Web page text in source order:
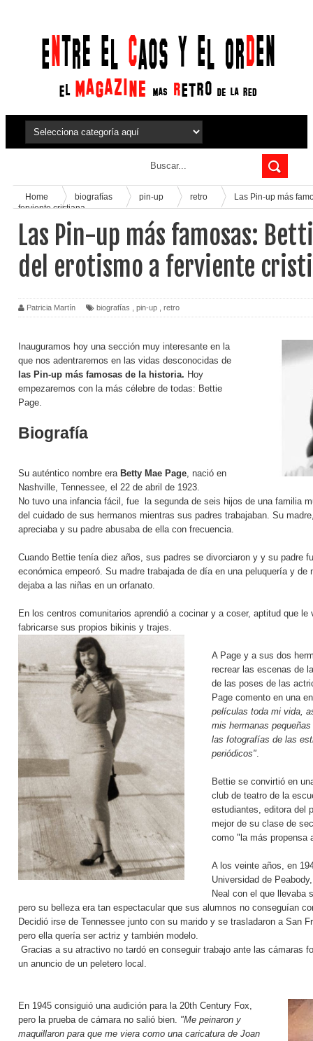
Home biografías pin-up retro
Las Pin-up más
ferviente cristiana
Las Pin-up más famosas:
del erotismo a ferviente
Patricia Martín biografías pin-up retro
Inauguramos hoy una sección muy interesante en la
que nos adentraremos en las vidas desconocidas de
las Pin-up más famosas de la historia. Hoy
empezaremos con la más célebre de todas: Bettie
Page.
Biografía
Su auténtico nombre era Betty Mae Page , nació en
Nashville, Tennessee, el 22 de abril de 1923.
No tuvo una infancia fácil, fue la segunda de seis hijos de una familia
del cuidado de sus hermanos mientras sus padres trabajaban. Su
apreciaba y su padre abusaba de ella con frecuencia.
Cuando Bettie tenía diez años, sus padres se divorciaron y y su padre
económica empeoró. Su madre trabajada de día en una peluquería y
dejaba a las niñas en un orfanato.
En los centros comunitarios aprendió a cocinar y a coser, aptitud que le
fabricarse sus propios bikinis y trajes.
A Page y a sus dos
recrear las escenas de
de las poses de las
Page comento en una
películas toda mi vida,
mis hermanas
las fotografías de las
periódicos"
Bettie se convirtió en
club de teatro de la
estudiantes, editora del
mejor de su clase de
como "la más propensa
A los veinte años, en
Universidad de
Neal con el que llevaba
pero su belleza era tan espectacular que sus alumnos no conseguían
Decidió irse de Tennessee junto con su marido y se trasladaron a San
pero ella quería ser actriz y también modelo.
Gracias a su atractivo no tardó en conseguir trabajo ante las cámaras
un anuncio de un peletero local.
En 1945 consiguió una audición para la 20th Century Fox,
pero la prueba de cámara no salió bien. "Me peinaron y
maquillaron para que me viera como una caricatura de Joan